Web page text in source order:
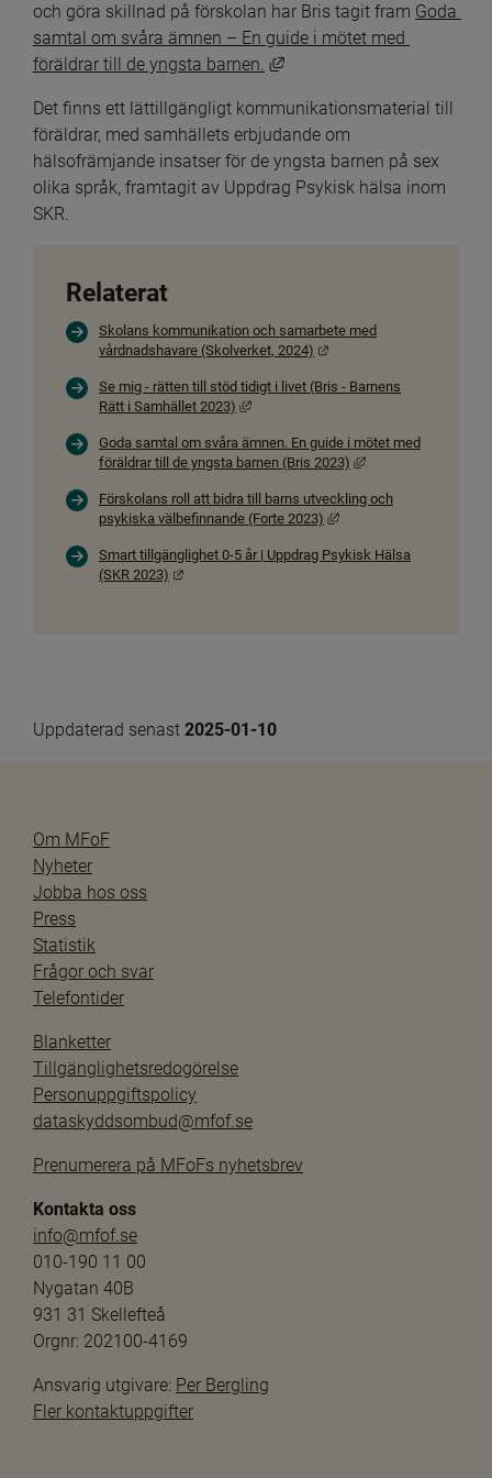
och göra skillnad på förskolan har Bris tagit fram Goda
samtal om svåra ämnen – En guide i mötet med
föräldrar till de yngsta barnen.
Länk till annan
Det finns ett lättillgängligt kommunikationsmaterial till
föräldrar, med samhällets erbjudande om
hälsofrämjande insatser för de yngsta barnen på sex
olika språk, framtagit av Uppdrag Psykisk hälsa inom
SKR.
Relaterat
Skolans kommunikation och samarbete med
vårdnadshavare (Skolverket, 2024)
Se mig - rätten till stöd tidigt i livet (Bris - Barnens
Rätt i Samhället 2023)
Länk till annan webbplats, öppnas i
Goda samtal om svåra ämnen. En guide i mötet med
föräldrar till de yngsta barnen (Bris 2023)
Länk till annan
Förskolans roll att bidra till barns utveckling och
psykiska välbefinnande (Forte 2023)
Länk till annan
Smart tillgänglighet 0-5 år | Uppdrag Psykisk Hälsa
(SKR 2023)
Uppdaterad senast 2025-01-10
Om MFoF
Nyheter
Jobba hos oss
Press
Statistik
Frågor och svar
Telefontider
Blanketter
Tillgänglighetsredogörelse
Personuppgiftspolicy
dataskyddsombud@mfof.se
Prenumerera på MFoFs nyhetsbrev
Kontakta oss
info@mfof.se
010-190 11 00
Nygatan 40B
931 31 Skellefteå
Orgnr: 202100-4169
Ansvarig utgivare: Per Bergling
Fler kontaktuppgifter